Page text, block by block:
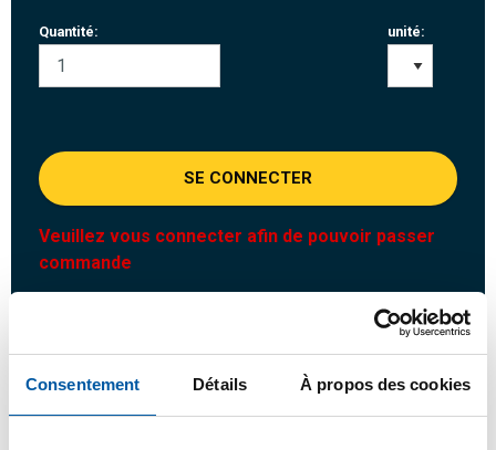
Consentement Détails À propos des cookies
Quantité: unité:
SE CONNECTER
Veuillez vous connecter afin de pouvoir passer
commande
Commandez avec vos propres numéros d’articles
Suivez votre commande avec Track&Trace